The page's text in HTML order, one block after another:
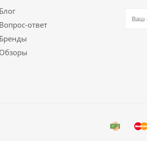
Блог
Вопрос-ответ
Бренды
Обзоры